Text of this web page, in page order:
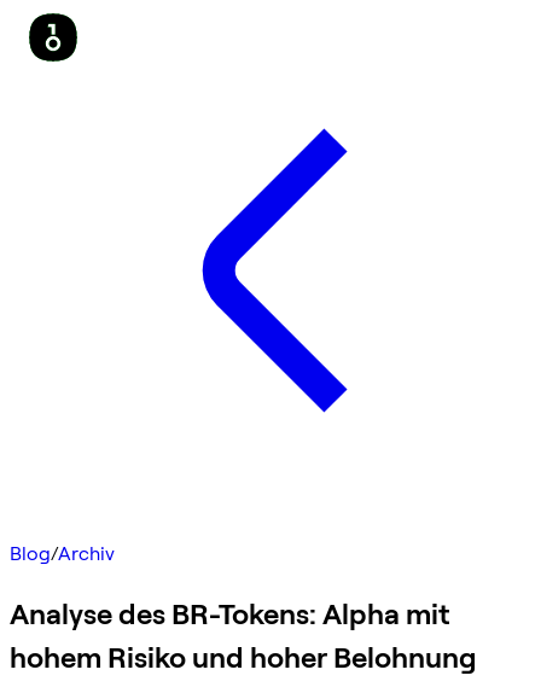
Blog/Archiv
Analyse des BR-Tokens: Alpha mit
hohem Risiko und hoher Belohnung